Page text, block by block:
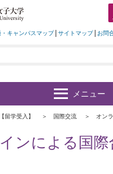
・キャンパスマップ サイトマップ お問
留学受入】 国際交流 オン
ンによる国際